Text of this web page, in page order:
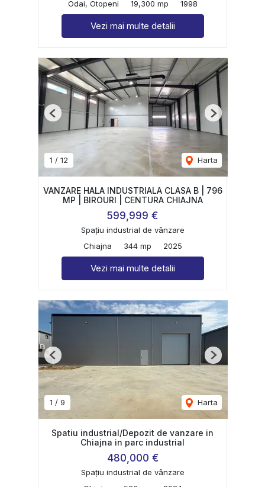
Odai, Otopeni
19,300 mp 1998
Vezi mai multe detalii
1 / 12 Harta
Previous Next
VANZARE HALA INDUSTRIALA CLASA B | 796
MP | BIROURI | CENTURA CHIAJNA
599,999 €
Spațiu industrial de vânzare
Chiajna
344 mp 2025
Vezi mai multe detalii
1 / 9 Harta
Previous Next
Spatiu industrial/Depozit de vanzare in
Chiajna in parc industrial
480,000 €
Spațiu industrial de vânzare